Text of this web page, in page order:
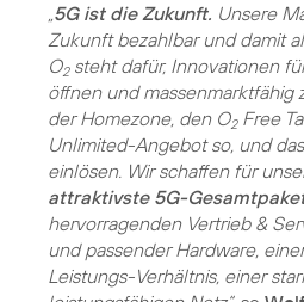
„5G ist die Zukunft. Unsere
Zukunft bezahlbar und damit
O2steht dafür, Innovationen
öffnen und massenmarktfähig
der Homezone, den O2Free
Unlimited-Angebot so, und
einlösen. Wir schaffen für
attraktivste 5G-
hervorragenden Vertrieb &
und passender Hardware,
Leistungs-Verhältnis, einer